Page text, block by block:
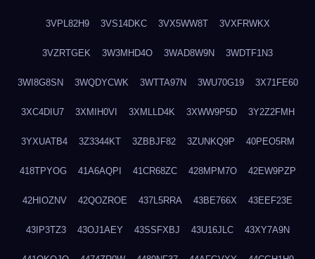
3VPL82H9 3VS14DKC 3VX5WW8T 3VXFRWKX
3VZRTGEK 3W3MHD4O 3WAD8W9N 3WDTF1N3
3WI8G8SN 3WQDYCWK 3WTTA97N 3WU70G19 3X71FE60
3XC4DIU7 3XMIH0VI 3XMLLD4K 3XWW9P5D 3Y2Z2FMH
3YXUATB4 3Z3344KT 3ZBBJF82 3ZUNKQ9P 40PEO5RM
418TPYOG 41A6AQPI 41CR68ZC 428MPM7O 42EW9PZP
42HIOZNV 42QOZROE 437L5RRA 43BE766X 43EEF23E
43IP3TZ3 43OJ1AEY 43SSFXBJ 43U16JLC 43XY7A9N